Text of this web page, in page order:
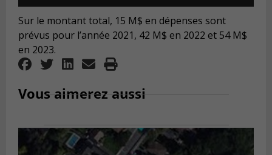
Player
Sur le montant total, 15 M$ en dépenses sont
prévus pour l’année 2021, 42 M$ en 2022 et 54 M$
en 2023.
Vous aimerez aussi